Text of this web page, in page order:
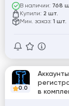
В наличии: 768
Купили: 2 шт.
Мин. заказ: 1 шт.
0.0
в